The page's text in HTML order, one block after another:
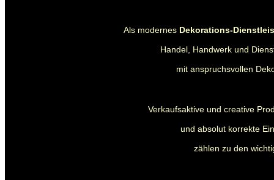
Als modernes Dekorations-
Handel, Handwerk und
mit anspruchsvollen
Verkaufsaktive und creative
und absolut korrekte
zählen zu den